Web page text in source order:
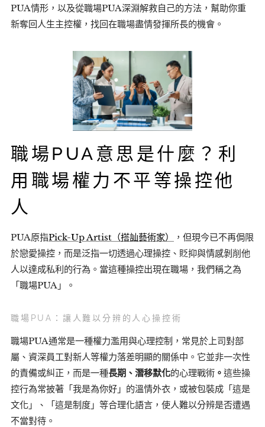
PUA情形，以及從職場PUA深淵解救自己的方法，幫助你重
新奪回人生主控權，找回在職場盡情發揮所長的機會。
職場PUA意思是什麼？利
用職場權力不平等操控他
人
PUA原指Pick-Up Artist（搭訕藝術家）
，但現今已不再侷限
於戀愛操控，而是泛指一切透過心理操控、貶抑與情感剝削他
人以達成私利的行為。當這種操控出現在職場，我們稱之為
「職場PUA」。
職場PUA：讓人難以分辨的人心操控術
職場PUA通常是一種權力濫用與心理控制，常見於上司對部
屬、資深員工對新人等權力落差明顯的關係中。它並非一次性
的責備或糾正，而是一種長期、潛移默化的心理戰術 。 這些操
控行為常披著「我是為你好」的溫情外衣，或被包裝成「這是
文化」、「這是制度」等合理化語言，使人難以分辨是否遭遇
不當對待。